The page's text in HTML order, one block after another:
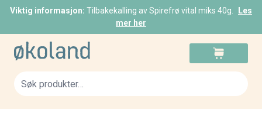
Viktig informasjon: Tilbakekalling av Spirefrø vital miks 40g.
Les
mer her
Skip to Content